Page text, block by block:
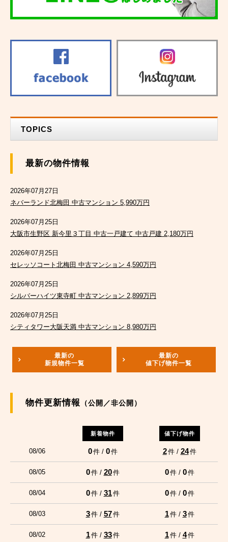
TOPICS
最新の物件情報
2026年07月27日
ネバーランド北梅田 中古マンション 5,990万円
2026年07月25日
大阪市生野区 新今里３丁目 中古一戸建て 中古戸建 2,180万円
2026年07月25日
セレッソコート北梅田 中古マンション 4,590万円
2026年07月25日
シルバーハイツ東寺町 中古マンション 2,899万円
2026年07月25日
シティタワー大阪天満 中古マンション 8,980万円
最新の
新規物件一覧
最新の
値下げ物件一覧
物件更新情報 （公開／非公開）
新着物件 値下げ物件
08/06 0件 / 0件 2件 / 24件
08/05 0件 / 20件 0件 / 0件
08/04 0件 / 31件 0件 / 0件
08/03 3件 / 57件 1件 / 3件
08/02 1件 / 33件 1件 / 4件